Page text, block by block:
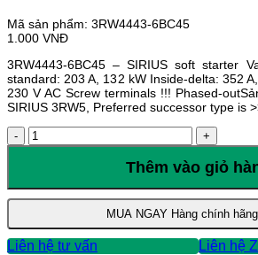
Mã sản phẩm: 3RW4443-6BC45
1.000 VNĐ
3RW4443-6BC45 – SIRIUS soft starter
standard: 203 A, 132 kW Inside-delta: 352
230 V AC Screw terminals !!! Phased-
SIRIUS 3RW5, Preferred successor type is
Khởi
Động
3RW4443-
6BC45
lượng
Thêm vào giỏ
MUA NGAY Hàng chính
Liên hệ tư vấn Liên hệ